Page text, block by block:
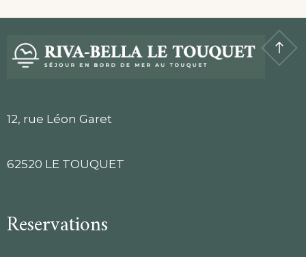
12, rue Léon Garet
62520 LE TOUQUET
Reservations